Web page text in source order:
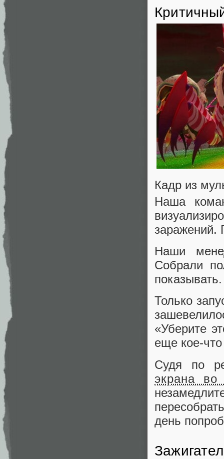
Кадр из
Наша
заражений.
Наши
Собрали
показывать.
Только
«Уберите
еще кое-что
Судя по
экрана во
день